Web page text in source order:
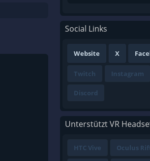
Social Links
Website X
Twitch Instagram
Discord
Unterstützt VR
HTC Vive Oculus